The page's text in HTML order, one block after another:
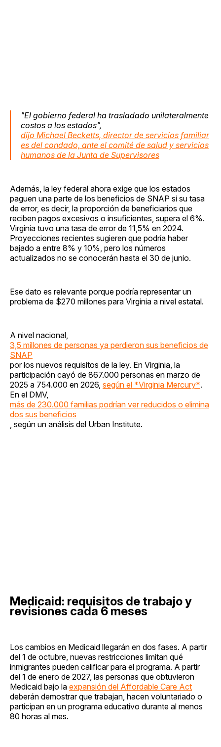
"El gobierno federal ha trasladado unilateralmente
costos a los estados",
dijo Michael Becketts, director de servicios familiar
es del condado, ante el comité de salud y servicios
humanos de la Junta de Supervisores
Además, la ley federal ahora exige que los estados
paguen una parte de los beneficios de SNAP si su tasa
de error, es decir, la proporción de beneficiarios que
reciben pagos excesivos o insuficientes, supera el 6%.
Virginia tuvo una tasa de error de 11,5% en 2024.
Proyecciones recientes sugieren que podría haber
bajado a entre 8% y 10%, pero los números
actualizados no se conocerán hasta el 30 de junio.
Ese dato es relevante porque podría representar un
problema de $270 millones para Virginia a nivel estatal.
A nivel nacional,
3,5 millones de personas ya perdieron sus beneficios de
SNAP
por los nuevos requisitos de la ley. En Virginia, la
participación cayó de 867.000 personas en marzo de
2025 a 754.000 en 2026, según el *Virginia Mercury*.
En el DMV,
más de 230.000 familias podrían ver reducidos o elimina
dos sus beneficios
, según un análisis del Urban Institute.
Medicaid: requisitos de trabajo y
revisiones cada 6 meses
Los cambios en Medicaid llegarán en dos fases. A partir
del 1 de octubre, nuevas restricciones limitan qué
inmigrantes pueden calificar para el programa. A partir
del 1 de enero de 2027, las personas que obtuvieron
Medicaid bajo la expansión del Affordable Care Act
deberán demostrar que trabajan, hacen voluntariado o
participan en un programa educativo durante al menos
80 horas al mes.